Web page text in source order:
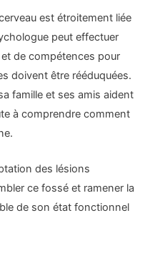
est étroitement liée
peut effectuer
de compétences pour
doivent être rééduquées.
famille et ses amis aident
à comprendre comment
des lésions
ce fossé et ramener la
de son état fonctionnel